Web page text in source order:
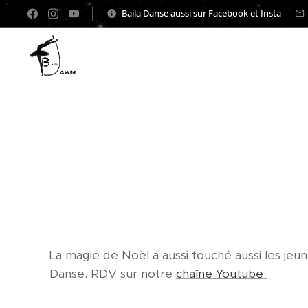
Baila Danse aussi surFacebooket Insta
La magie de Noël a aussi touché aussi les
Danse. RDV sur notre chaîne Youtube